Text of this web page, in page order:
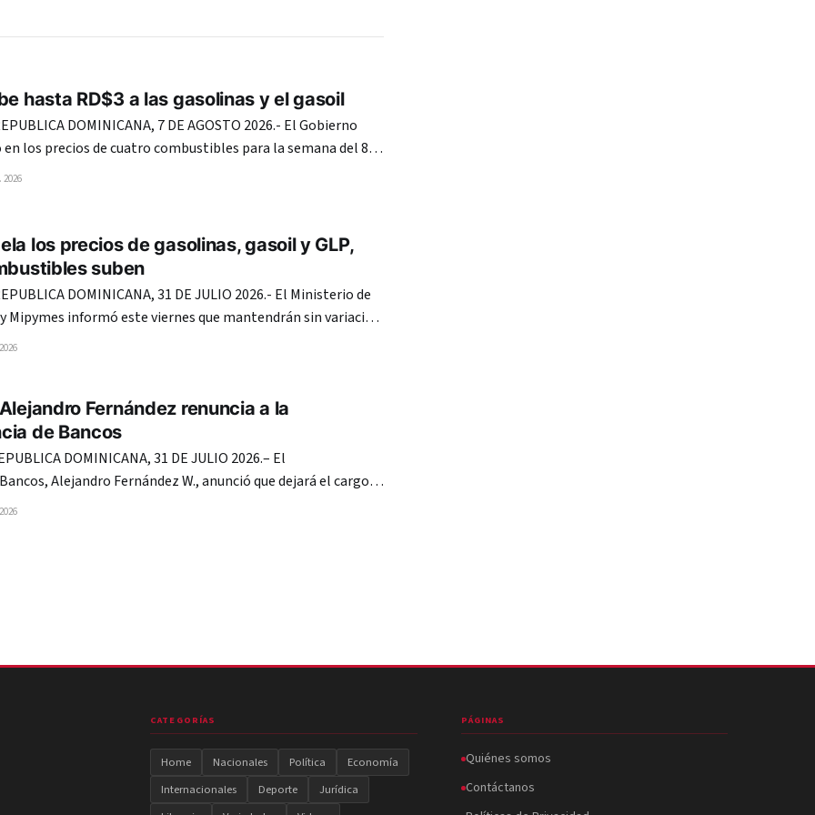
hasta RD$3 a las gasolinas y el gasoil
DOMINICANA, 7 DE AGOSTO 2026.- El Gobierno
los precios de cuatro combustibles para la semana del 8 al
dice que destinará 931,79 millones de pesos en subsidios
2026
los precios de gasolinas, gasoil y GLP,
suben
DOMINICANA, 31 DE JULIO 2026.- El Ministerio de
Mipymes informó este viernes que mantendrán sin variación
para la semana del 1 al 7 de agosto de 2026. En ese
Fernández renuncia a la
de Bancos
DOMINICANA, 31 DE JULIO 2026.– El
Alejandro Fernández W., anunció que dejará el cargo al
el próximo 16 de agosto, luego de solicitar al presidente
CATEGORÍAS
Home Nacionales Política
Economía
Internacionales
Deporte
Jurídica
PÁGINAS
Quiénes somos
Contáctanos